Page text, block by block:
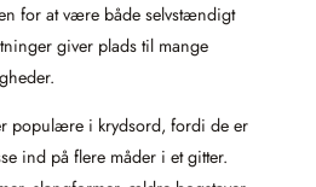
for at være både selvstændigt
giver plads til mange
populære i krydsord, fordi de er
ind på flere måder i et gitter.